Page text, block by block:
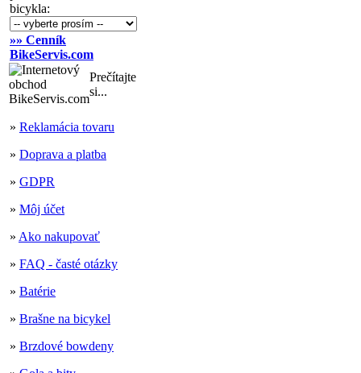
bicykla:
»» Cenník
BikeServis.com
Prečítajte
si...
» Reklamácia tovaru
» Doprava a platba
» GDPR
» Môj účet
» Ako nakupovať
» FAQ - časté otázky
» Batérie
» Brašne na bicykel
» Brzdové bowdeny